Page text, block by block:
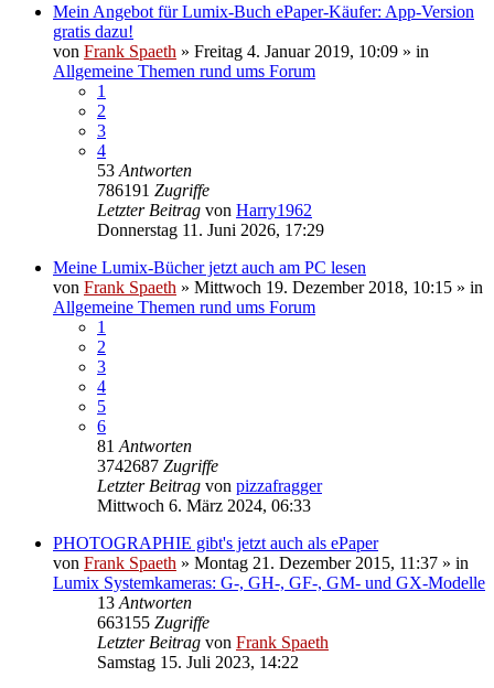
Mein Angebot für Lumix-Buch ePaper-Käufer: App-Version
gratis dazu!
von Frank Spaeth » Freitag 4. Januar 2019, 10:09 » in
Allgemeine Themen rund ums Forum
1
2
3
4
53 Antworten
786191 Zugriffe
Letzter Beitrag von Harry1962
Donnerstag 11. Juni 2026, 17:29
Meine Lumix-Bücher jetzt auch am PC lesen
von Frank Spaeth » Mittwoch 19. Dezember 2018, 10:15 » in
Allgemeine Themen rund ums Forum
1
2
3
4
5
6
81 Antworten
3742687 Zugriffe
Letzter Beitrag von pizzafragger
Mittwoch 6. März 2024, 06:33
PHOTOGRAPHIE gibt's jetzt auch als ePaper
von Frank Spaeth » Montag 21. Dezember 2015, 11:37 » in
Lumix Systemkameras: G-, GH-, GF-, GM- und GX-Modelle
13 Antworten
663155 Zugriffe
Letzter Beitrag von Frank Spaeth
Samstag 15. Juli 2023, 14:22